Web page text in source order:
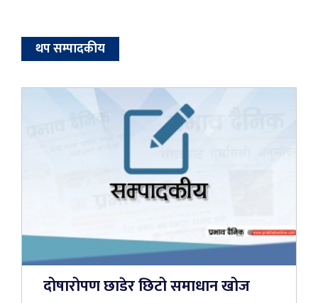
थप सम्पादकीय
दोषारोपण छाडेर छिटो समाधान खोज